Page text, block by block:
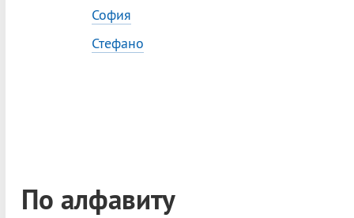
София
Стефано
По алфавиту